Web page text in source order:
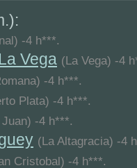
-4 h***.
Vega (La Vega) -4
-4 h***.
Plata) -4 h***.
-4 h***.
(La Altagracia) -4
Cristobal) -4 h***.